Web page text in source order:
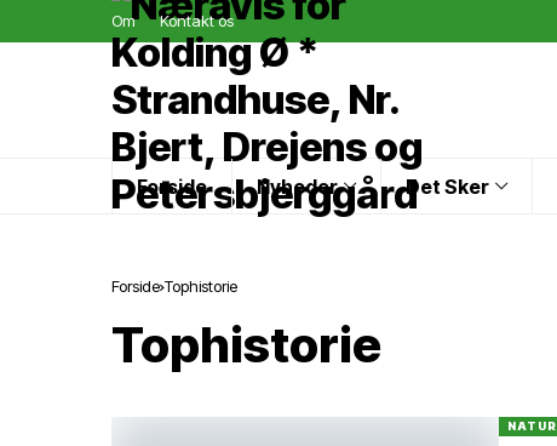
Om Kontakt os
Forside Nyheder Det Sker
Forside Tophistorie
Tophistorie
NATUR